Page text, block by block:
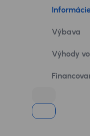
Výbava
Výhody